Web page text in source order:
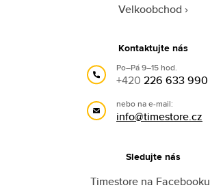
Velkoobchod
Kontaktujte nás
Po–Pá 9–15 hod.
+420 226 633 990
nebo na e-mail:
info@timestore.cz
Sledujte nás
Timestore na Facebooku